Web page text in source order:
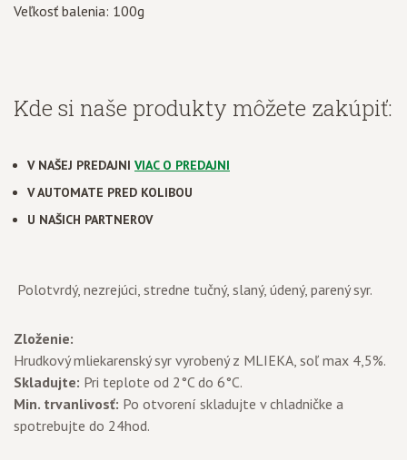
Veľkosť balenia: 100g
Kde si naše produkty môžete zakúpiť:
V NAŠEJ PREDAJNI VIAC O PREDAJNI
V AUTOMATE PRED KOLIBOU
U NAŠICH PARTNEROV
Polotvrdý, nezrejúci, stredne tučný, slaný, údený, parený syr.
Zloženie:
Hrudkový mliekarenský syr vyrobený z MLIEKA, soľ max 4,5%.
Skladujte: Pri teplote od 2°C do 6°C.
Min. trvanlivosť: Po otvorení skladujte v chladničke a
spotrebujte do 24hod.